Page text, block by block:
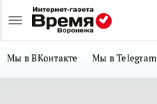
Мы в ВКонтакте Мы в Telegram